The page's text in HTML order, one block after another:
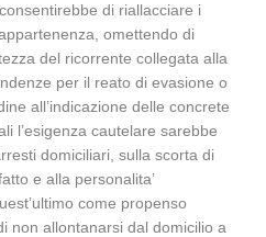
di riallacciare i
omettendo di
del ricorrente collegata alla
per il reato di evasione o
all’indicazione delle concrete
l’esigenza cautelare sarebbe
domiciliari, sulla scorta di
e alla personalita’
come propenso
non allontanarsi dal domicilio a